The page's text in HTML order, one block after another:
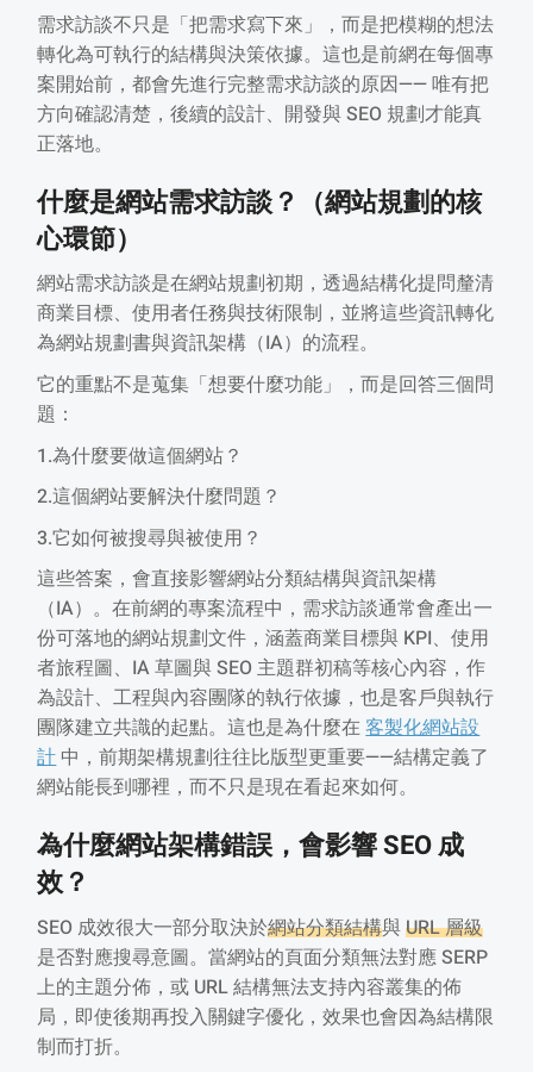
需求訪談不只是「把需求寫下來」，而是把模糊的想法
轉化為可執行的結構與決策依據。這也是前網在每個專
案開始前，都會先進行完整需求訪談的原因—— 唯有把
方向確認清楚，後續的設計、開發與 SEO 規劃才能真
正落地。
什麼是網站需求訪談？（網站規劃的核
心環節）
網站需求訪談是在網站規劃初期，透過結構化提問釐清
商業目標、使用者任務與技術限制，並將這些資訊轉化
為網站規劃書與資訊架構（IA）的流程。
它的重點不是蒐集「想要什麼功能」，而是回答三個問
題：
1.為什麼要做這個網站？
2.這個網站要解決什麼問題？
3.它如何被搜尋與被使用？
這些答案，會直接影響網站分類結構與資訊架構
（IA）。在前網的專案流程中，需求訪談通常會產出一
份可落地的網站規劃文件，涵蓋商業目標與 KPI、使用
者旅程圖、IA 草圖與 SEO 主題群初稿等核心內容，作
為設計、工程與內容團隊的執行依據，也是客戶與執行
團隊建立共識的起點。這也是為什麼在客製化網站設
計中，前期架構規劃往往比版型更重要——結構定義了
網站能長到哪裡，而不只是現在看起來如何。
為什麼網站架構錯誤，會影響 SEO 成
效？
SEO 成效很大一部分取決於網站分類結構與URL 層級
是否對應搜尋意圖。當網站的頁面分類無法對應 SERP
上的主題分佈，或 URL 結構無法支持內容叢集的佈
局，即使後期再投入關鍵字優化，效果也會因為結構限
制而打折。